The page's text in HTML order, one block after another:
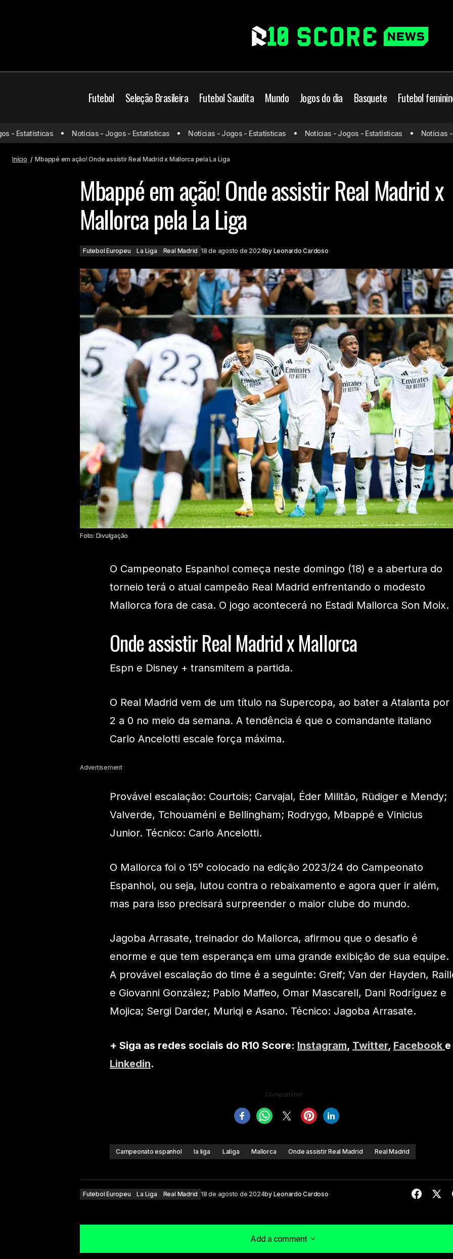
Futebol Seleção Brasileira Futebol Saudita Mundo Jogos do dia Basquete Futebol
Bahia e Fortaleza fazem campanhas
incríveis e botam o Nordeste no topo
do Brasileirão
Futebol Europeu
La Liga
Real Madrid
Mbappé em ação! Onde assistir Real Madrid x
Liga
Estatísticas Notícias - Jogos - Estatísticas Notícias - Jogos - Estatísticas Notícias - Jogos - Estatísticas Notícias -
Início Mbappé em ação! Onde assistir Real Madrid x Mallorca pela La Liga
Mbappé em ação! Onde assistir Real Madrid x
Mallorca pela La Liga
Futebol Europeu La Liga Real Madrid 18 de agosto de 2024by Leonardo Cardoso
Foto: Divulgação
O Campeonato Espanhol começa neste domingo (18) e a abertura do
torneio terá o atual campeão Real Madrid enfrentando o modesto
Mallorca fora de casa. O jogo acontecerá no Estadi Mallorca Son Moix.
Onde assistir Real Madrid x Mallorca
Espn e Disney + transmitem a partida.
O Real Madrid vem de um título na Supercopa, ao bater a Atalanta por
2 a 0 no meio da semana. A tendência é que o comandante italiano
Carlo Ancelotti escale força máxima.
Advertisement
Provável escalação: Courtois; Carvajal, Éder Militão, Rüdiger e Mendy;
Valverde, Tchouaméni e Bellingham; Rodrygo, Mbappé e Vinicius
Junior. Técnico: Carlo Ancelotti.
O Mallorca foi o 15º colocado na edição 2023/24 do Campeonato
Espanhol, ou seja, lutou contra o rebaixamento e agora quer ir além,
mas para isso precisará surpreender o maior clube do mundo.
Jagoba Arrasate, treinador do Mallorca, afirmou que o desafio é
enorme e que tem esperança em uma grande exibição de sua equipe.
A provável escalação do time é a seguinte: Greif; Van der Hayden,
e Giovanni González; Pablo Maffeo, Omar Mascarell, Dani Rodríguez e
Mojica; Sergi Darder, Muriqi e Asano. Técnico: Jagoba Arrasate.
+ Siga as redes sociais do R10 Score: Instagram, Twitter, Facebook e
Linkedin.
Compartilhe!
Campeonato espanhol la liga Laliga Mallorca Onde assistir Real Madrid Real Madrid
Futebol Europeu La Liga Real Madrid 18 de agosto de 2024by Leonardo Cardoso
Add a comment
Add a comment